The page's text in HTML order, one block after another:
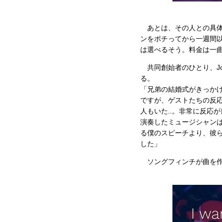
あとは、その人との具
ンをポチってから一週間
は選べるそう。料金は一
共同創始者のひとり、
る。
「兄弟の結婚式がきっ
ですが、ゲストたちの反
人もいた..。非常に反応
演奏したミュージシャン
る僕のスピーチより、彼
した」
ソングフィンチが曲を